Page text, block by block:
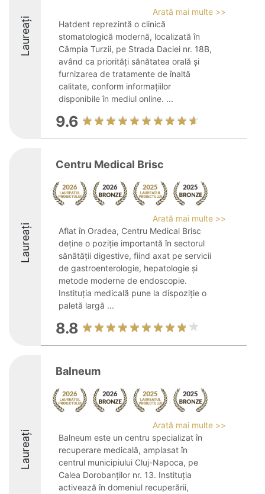
Laureați
Arată mai multe >>
Hatdent reprezintă o clinică
stomatologică modernă, localizată în
Câmpia Turzii, pe Strada Daciei nr. 18B,
având ca priorități sănătatea orală și
furnizarea de tratamente de înaltă
calitate, conform informațiilor
disponibile în mediul online. ...
9.6
Laureați
Centru Medical Brisc
Arată mai multe >>
Aflat în Oradea, Centru Medical Brisc
deține o poziție importantă în sectorul
sănătății digestive, fiind axat pe servicii
de gastroenterologie, hepatologie și
metode moderne de endoscopie.
Instituția medicală pune la dispoziție o
paletă largă ...
8.8
Laureați
Balneum
Arată mai multe >>
Balneum este un centru specializat în
recuperare medicală, amplasat în
centrul municipiului Cluj-Napoca, pe
Calea Dorobanților nr. 13. Instituția
activează în domeniul recuperării,